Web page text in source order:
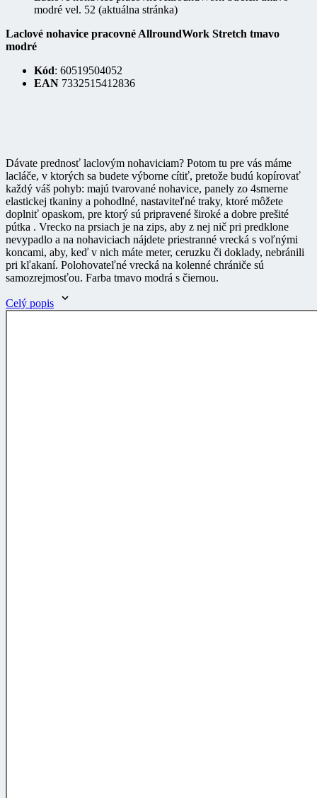
Laclové nohavice pracovné AllroundWork Stretch tmavo
modré
Kód
EAN 7332515412836
lacláče, v ktorých sa budete výborne cítiť, pretože budú kopírovať
každý váš pohyb: majú tvarované nohavice, panely zo 4smerne
elastickej tkaniny a pohodlné, nastaviteľné traky, ktoré môžete
doplniť opaskom, pre ktorý sú pripravené široké a dobre prešité
pútka . Vrecko na prsiach je na zips, aby z nej nič pri predklone
nevypadlo a na nohaviciach nájdete priestranné vrecká s voľnými
koncami, aby, keď v nich máte meter, ceruzku či doklady, nebránili
pri kľakaní. Polohovateľné vrecká na kolenné chrániče sú
samozrejmosťou. Farba tmavo modrá s čiernou.
Celý popis